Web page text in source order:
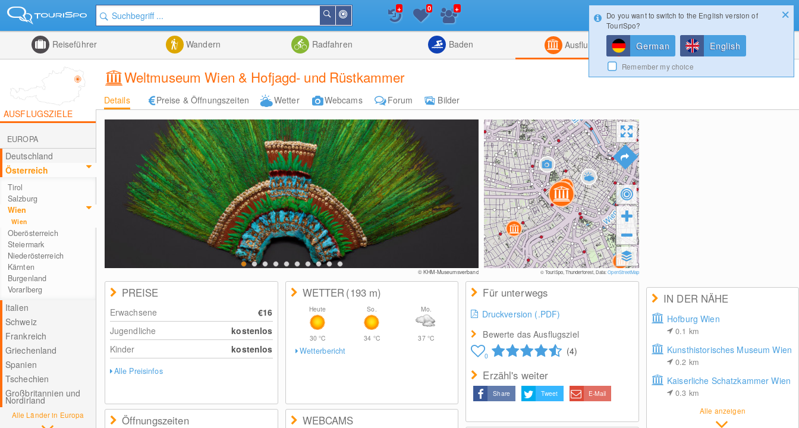
der
Nähe
Suchen
Listenansicht
Kombiniert
+ 0 +
Reiseführer Wandern Radfahren Baden Ausflugsziele Magazin
Weltmuseum Wien & Hofjagd- und Rüstkammer
Details Preise & Öffnungszeiten Wetter Webcams Forum
Bilder
AUSFLUGSZIELE
EUROPA
Deutschland
Österreich
Tirol
Salzburg
Wien
Wien
Oberösterreich
Steiermark
Niederösterreich
Kärnten
Burgenland
Vorarlberg
Italien
Schweiz
Frankreich
Griechenland
Spanien
Tschechien
Großbritannien und
Nordirland
Alle Länder in Europa
© KHM-Museumsverband © TouriSpo, Thunderforest, Data:OpenStreetMap
IN DER NÄHE
Hofburg Wien
0.1 km
Kunsthistorisches Museum Wien
0.2 km
Kaiserliche Schatzkammer Wien
0.3 km
Alle anzeigen
PREISE
Erwachsene
€16
Jugendliche
kostenlos
Kinder
kostenlos
Alle Preisinfos
Öffnungszeiten
WETTER(193 m)
Heute
30°C
So.
34 °C
Mo.
37 °C
Wetterbericht
WEBCAMS
Für unterwegs
Druckversion (.PDF)
Bewerte das Ausflugsziel
0 (4)
Erzähl's weiter
Share Tweet E-Mail
Login
Do you want to switch to the English version of
TouriSpo?
German English
Remember my choice
Konfigurator Gewinnspiele